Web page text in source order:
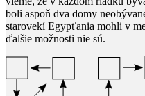
boli aspoň dva domy
starovekí Egypťania mohli v
ďalšie možnosti nie sú.